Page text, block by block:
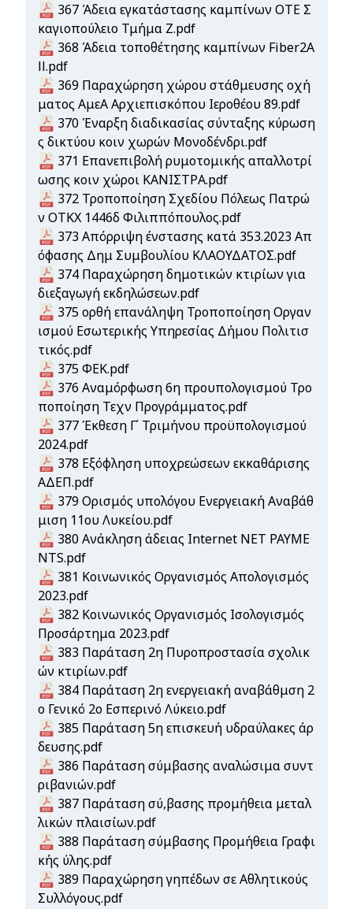
Document
367 Άδεια εγκατάστασης καμπίνων ΟΤΕ Σ
καγιοπούλειο Τμήμα Ζ.pdf
Document
368 Άδεια τοποθέτησης καμπίνων Fiber2A
ll.pdf
Document
369 Παραχώρηση χώρου στάθμευσης οχή
ματος ΑμεΑ Αρχιεπισκόπου Ιεροθέου 89.pdf
Document
370 Έναρξη διαδικασίας σύνταξης κύρωση
ς δικτύου κοιν χωρών Μονοδένδρι.pdf
Document
371 Επανεπιβολή ρυμοτομικής απαλλοτρί
ωσης κοιν χώροι ΚΑΝΙΣΤΡΑ.pdf
Document
372 Τροποποίηση Σχεδίου Πόλεως Πατρώ
ν ΟΤΚΧ 1446δ Φιλιππόπουλος.pdf
Document
373 Απόρριψη ένστασης κατά 353.2023 Απ
όφασης Δημ Συμβουλίου ΚΛΑΟΥΔΑΤΟΣ.pdf
Document
374 Παραχώρηση δημοτικών κτιρίων για
διεξαγωγή εκδηλώσεων.pdf
Document
375 ορθή επανάληψη Τροποποίηση Οργαν
ισμού Εσωτερικής Υπηρεσίας Δήμου Πολιτισ
τικός.pdf
Document
375 ΦΕΚ.pdf
Document
376 Αναμόρφωση 6η προυπολογισμού Τρο
ποποίηση Τεχν Προγράμματος.pdf
Document
377 Έκθεση Γ΄ Τριμήνου προϋπολογισμού
2024.pdf
Document
378 Εξόφληση υποχρεώσεων εκκαθάρισης
ΑΔΕΠ.pdf
Document
379 Ορισμός υπολόγου Ενεργειακή Αναβάθ
μιση 11ου Λυκείου.pdf
Document
380 Ανάκληση άδειας Internet ΝΕΤ PAYME
NTS.pdf
Document
381 Κοινωνικός Οργανισμός Απολογισμός
2023.pdf
Document
382 Κοινωνικός Οργανισμός Ισολογισμός
Προσάρτημα 2023.pdf
Document
383 Παράταση 2η Πυροπροστασία σχολικ
ών κτιρίων.pdf
Document
384 Παράταση 2η ενεργειακή αναβάθμση 2
ο Γενικό 2ο Εσπερινό Λύκειο.pdf
Document
385 Παράταση 5η επισκευή υδραύλακες άρ
δευσης.pdf
Document
386 Παράταση σύμβασης αναλώσιμα συντ
ριβανιών.pdf
Document
387 Παράταση σύ,βασης προμήθεια μεταλ
λικών πλαισίων.pdf
Document
388 Παράταση σύμβασης Προμήθεια Γραφι
κής ύλης.pdf
Document
389 Παραχώρηση γηπέδων σε Αθλητικούς
Συλλόγους.pdf